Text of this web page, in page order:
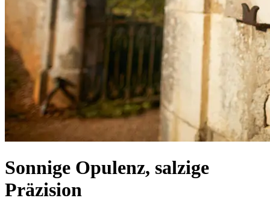
Sonnige Opulenz, salzige
Präzision